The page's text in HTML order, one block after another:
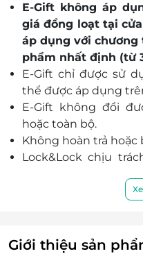
các sản phẩm
cao mà còn góp
người và giảm
hơn.
E-Gift không áp
giá đồng loạt tại
áp dụng với
phẩm nhất định (từ
E-Gift chỉ được sử
thể được áp dụng
E-Gift không đổi
hoặc toàn bộ.
Không hoàn trả hoặc
Lock&Lock chịu
Nếu giá tiền đơn
Khách hàng có
mã thẻ quà tặng
Giới thiệu sản